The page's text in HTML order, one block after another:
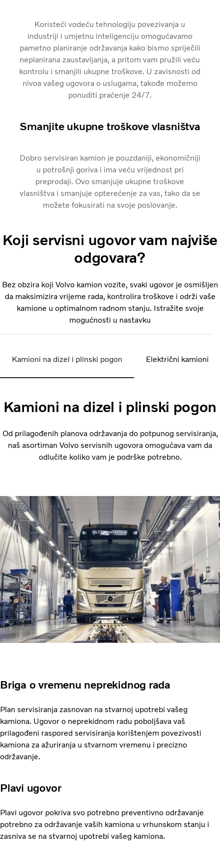
Koristeći vodeću tehnologiju povezivanja u
industriji i umjetnu inteligenciju omogućavamo
pametno planiranje održavanja kako bismo spriječili
neplanirana zaustavljanja, a pritom vam pružili veću
kontrolu i smanjili ukupne troškove. U zavisnosti od
nivoa vašeg ugovora o uslugama, takođe možemo
ponuditi praćenje 24/7.
Smanjite ukupne troškove vlasništva
Dobro servisiran kamion je pouzdaniji, ekonomičniji
u potrošnji goriva i ima veću vrijednost pri
preprodaji. Ovo smanjuje ukupne troškove
vlasništva i smanjuje opterećenje za vas, tako da se
možete fokusirati na svoje poslovanje.
Koji servisni ugovor vam najviše
odgovara?
Bez obzira koji Volvo kamion vozite, svaki ugovor je osmišljen
da maksimizira vrijeme rada, kontrolira troškove i održi vaše
kamione u optimalnom radnom stanju. Istražite svoje
mogućnosti u nastavku
Kamioni na dizel i plinski pogon Električni kamioni
Kamioni na dizel i plinski pogon
Od prilagođenih planova održavanja do potpunog servisiranja,
naš asortiman Volvo servisnih ugovora omogućava vam da
odlučite koliko vam je podrške potrebno.
Briga o vremenu neprekidnog rada
Plan servisiranja zasnovan na stvarnoj upotrebi vašeg
kamiona. Ugovor o neprekidnom radu poboljšava vaš
prilagođeni raspored servisiranja korištenjem povezivosti
kamiona za ažuriranja u stvarnom vremenu i precizno
održavanje.
Plavi ugovor
Plavi ugovor pokriva svo potrebno preventivno održavanje
potrebno za održavanje vaših kamiona u vrhunskom stanju i
zasniva se na stvarnoj upotrebi vašeg kamiona.